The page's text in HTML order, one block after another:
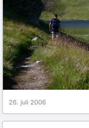
26. juli 2006